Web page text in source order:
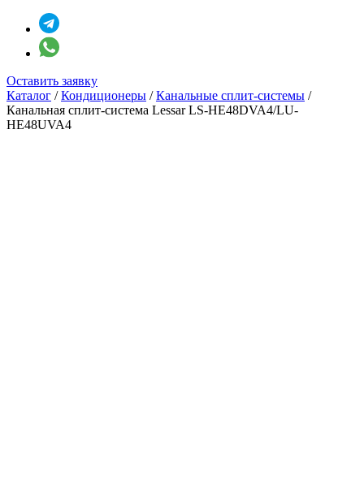
Оставить заявку
Каталог /Кондиционеры /Канальные сплит-системы /
Канальная сплит-система Lessar LS-HE48DVA4/LU-
HE48UVA4